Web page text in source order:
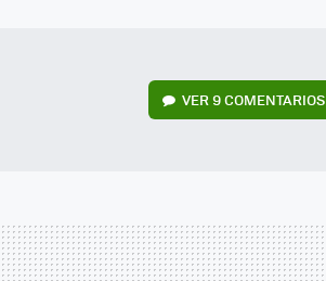
VER 9 COMENTARIOS